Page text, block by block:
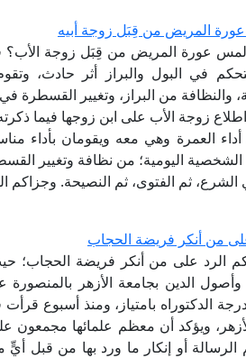
المريض من قِبَل زوجة أبيه
في البول والبراز أثر حادث،
والنظافة من البراز، وتغيير القسطرة
زوجة الأب على ابن زوجها فيما
أداء العمرة وهي معه ويقومان بأداء
الشخصية اليومية؛ من نظافة وتغيير
الشرع، ثم الفتوى، ثم النصيحة. وجزاكم
من أنكر فريضة الحجاب
الرد على من أنكر فريضة الحجاب؛
وأصول الدين بجامعة الأزهر
الدكتوراه بامتياز، ومنذ أسبوع
ويؤكد أن معظم علمائها مجمعون
الرسالة أو إنكار ما ورد بها من قبل